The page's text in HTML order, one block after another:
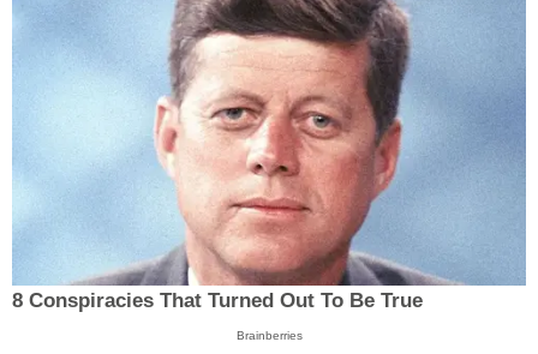
8 Conspiracies That Turned Out To Be True
Brainberries